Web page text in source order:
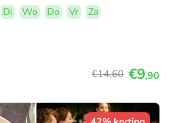
Di Wo Do Vr
Za
€14,60 €9,90